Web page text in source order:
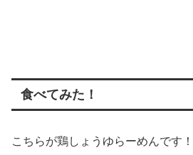
食べてみた！
こちらが鶏しょうゆらーめんです！